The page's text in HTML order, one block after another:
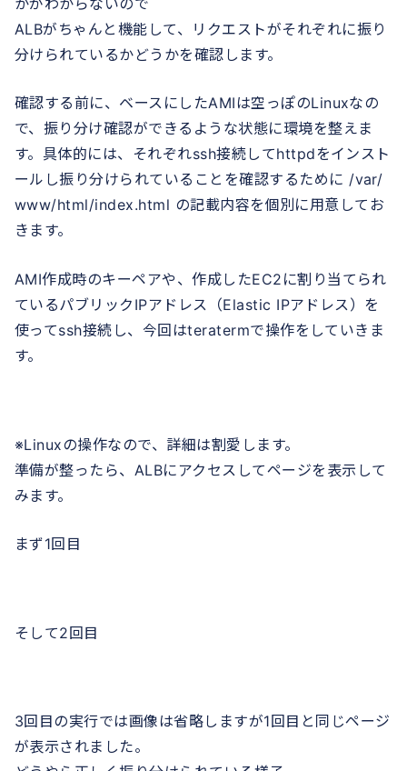
ALBがちゃんと機能して、リクエストがそれぞれに振り
分けられているかどうかを確認します。
確認する前に、ベースにしたAMIは空っぽのLinuxなの
で、振り分け確認ができるような状態に環境を整えま
す。具体的には、それぞれssh接続してhttpdをインスト
ールし振り分けられていることを確認するために /var/
www/html/index.html の記載内容を個別に用意してお
きます。
AMI作成時のキーペアや、作成したEC2に割り当てられ
ているパブリックIPアドレス（Elastic IPアドレス）を
使ってssh接続し、今回はteratermで操作をしていきま
す。
※Linuxの操作なので、詳細は割愛します。
準備が整ったら、ALBにアクセスしてページを表示して
みます。
まず1回目
そして2回目
3回目の実行では画像は省略しますが1回目と同じページ
が表示されました。